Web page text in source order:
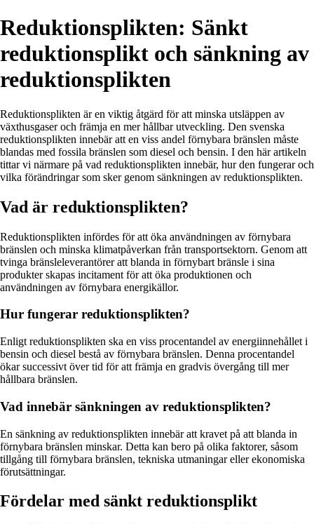
Reduktionsplikten: Sänkt
reduktionsplikt och sänkning av
reduktionsplikten
Reduktionsplikten är en viktig åtgärd för att minska utsläppen av
växthusgaser och främja en mer hållbar utveckling. Den svenska
reduktionsplikten innebär att en viss andel förnybara bränslen måste
blandas med fossila bränslen som diesel och bensin. I den här artikeln
tittar vi närmare på vad reduktionsplikten innebär, hur den fungerar och
vilka förändringar som sker genom sänkningen av reduktionsplikten.
Vad är reduktionsplikten?
Reduktionsplikten infördes för att öka användningen av förnybara
bränslen och minska klimatpåverkan från transportsektorn. Genom att
tvinga bränsleleverantörer att blanda in förnybart bränsle i sina
produkter skapas incitament för att öka produktionen och
användningen av förnybara energikällor.
Hur fungerar reduktionsplikten?
Enligt reduktionsplikten ska en viss procentandel av energiinnehållet i
bensin och diesel bestå av förnybara bränslen. Denna procentandel
ökar successivt över tid för att främja en gradvis övergång till mer
hållbara bränslen.
Vad innebär sänkningen av reduktionsplikten?
En sänkning av reduktionsplikten innebär att kravet på att blanda in
förnybara bränslen minskar. Detta kan bero på olika faktorer, såsom
tillgång till förnybara bränslen, tekniska utmaningar eller ekonomiska
förutsättningar.
Fördelar med sänkt reduktionsplikt